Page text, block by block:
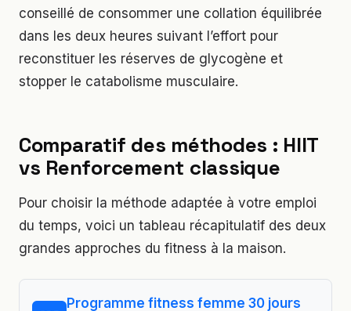
conseillé de consommer une collation équilibrée
dans les deux heures suivant l’effort pour
reconstituer les réserves de glycogène et
stopper le catabolisme musculaire.
Comparatif des méthodes : HIIT
vs Renforcement classique
Pour choisir la méthode adaptée à votre emploi
du temps, voici un tableau récapitulatif des deux
grandes approches du fitness à la maison.
Programme fitness femme 30 jours